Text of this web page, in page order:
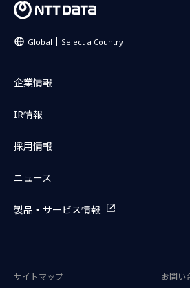
Global Select a Country
企業情報
IR情報
採用情報
ニュース
製品・サービス情報
サイトマップ お問い